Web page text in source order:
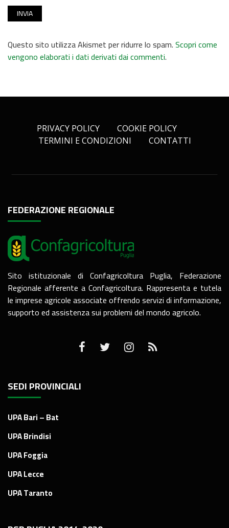
Questo sito utilizza Akismet per ridurre lo spam.Scopri come
vengono elaborati i dati derivati dai commenti.
PRIVACY POLICY
COOKIE POLICY
TERMINI E CONDIZIONI
CONTATTI
FEDERAZIONE REGIONALE
Sito istituzionale di Confagricoltura Puglia, Federazione
Regionale afferente a Confagricoltura. Rappresenta e tutela
le imprese agricole associate offrendo servizi di informazione,
supporto ed assistenza sui problemi del mondo agricolo.
SEDI PROVINCIALI
UPA Bari – Bat
UPA Brindisi
UPA Foggia
UPA Lecce
UPA Taranto